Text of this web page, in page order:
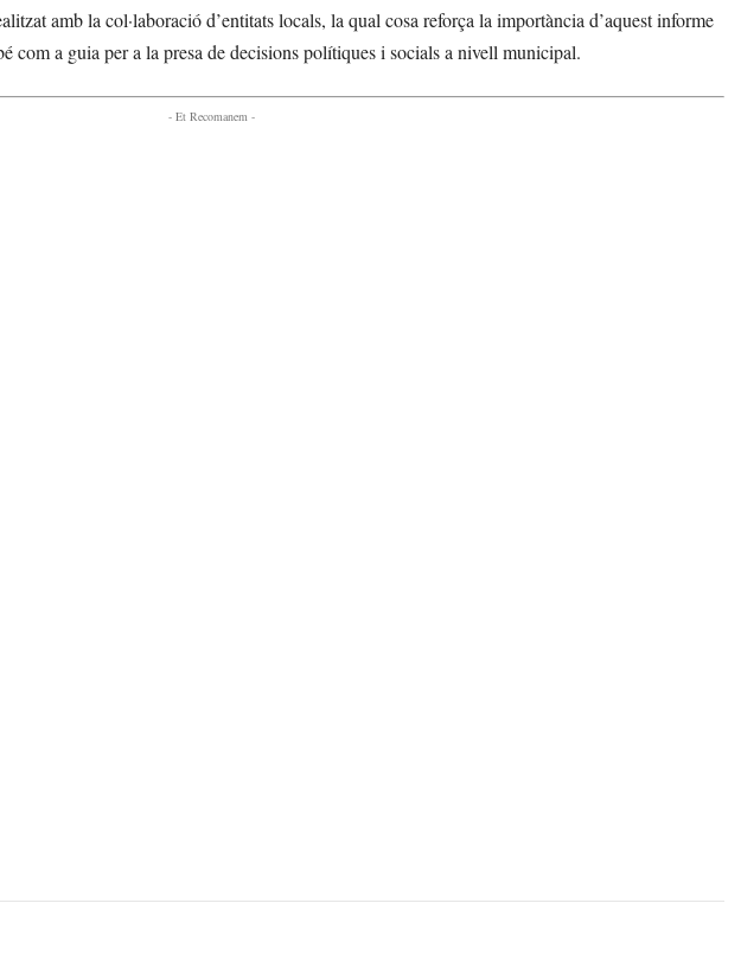
amb la col·laboració d’entitats locals, la qual cosa reforça la importància d’aquest informe
com a guia per a la presa de decisions polítiques i socials a nivell municipal.
- Et Recomanem -